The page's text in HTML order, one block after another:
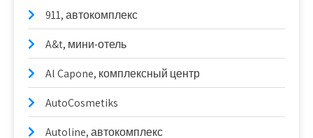
911, автокомплекс
A&t, мини-отель
Al Capone, комплексный центр
AutoCosmetiks
Autoline, автокомплекс